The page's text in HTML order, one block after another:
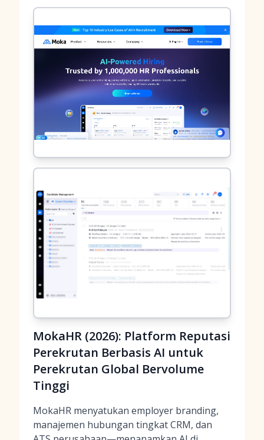
MokaHR (2026): Platform Reputasi
Perekrutan Berbasis AI untuk
Perekrutan Global Bervolume
Tinggi
MokaHR menyatukan employer branding,
manajemen hubungan tingkat CRM, dan